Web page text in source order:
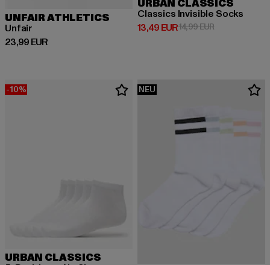
UNFAIR ATHLETICS
Unfair
23,99 EUR
Derzeitiger Preis: 23,99 EUR
URBAN CLASSICS
Classics Invisible Socks
13,49 EUR
Derzeitiger Preis: 13,49 EUR
14,99 EURAktionspreis:
-10%
URBAN CLASSICS
NEU